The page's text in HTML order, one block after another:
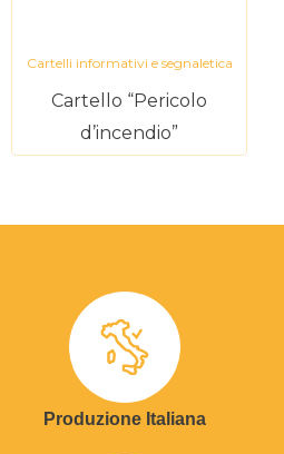
Cartelli informativi e segnaletica
Cartello “Pericolo
d’incendio”
Produzione Italiana